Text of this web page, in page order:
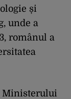
și
unde a
românul a
Ministerului